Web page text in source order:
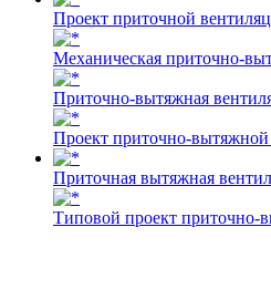
Проект приточной
Механическая приточно-
Приточно-вытяжная
Проект приточно-вытяжной
Приточная вытяжная
Типовой проект приточно-